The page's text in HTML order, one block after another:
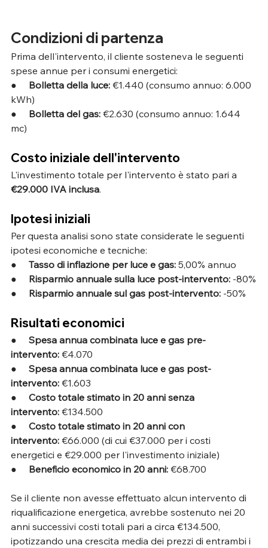
Condizioni di partenza
Prima dell'intervento, il cliente sosteneva le seguenti
spese annue per i consumi energetici:
● Bolletta della luce: €1.440 (consumo annuo: 6.000
kWh)
● Bolletta del gas: €2.630 (consumo annuo: 1.644
mc)
Costo iniziale dell'intervento
L'investimento totale per l'intervento è stato pari a
€29.000 IVA inclusa.
Ipotesi iniziali
Per questa analisi sono state considerate le seguenti
ipotesi economiche e tecniche:
● Tasso di inflazione per luce e gas: 5,00% annuo
● Risparmio annuale sulla luce post-intervento: -80%
● Risparmio annuale sul gas post-intervento: -50%
Risultati economici
● Spesa annua combinata luce e gas pre-
intervento: €4.070
● Spesa annua combinata luce e gas post-
intervento: €1.603
● Costo totale stimato in 20 anni senza
intervento: €134.500
● Costo totale stimato in 20 anni con
intervento: €66.000 (di cui €37.000 per i costi
energetici e €29.000 per l'investimento iniziale)
● Beneficio economico in 20 anni: €68.700
Se il cliente non avesse effettuato alcun intervento di
riqualificazione energetica, avrebbe sostenuto nei 20
anni successivi costi totali pari a circa €134.500,
ipotizzando una crescita media dei prezzi di entrambi i